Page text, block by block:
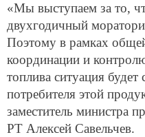
«Мы выступаем за то,
двухгодичный
Поэтому в рамках
координации и
топлива ситуация будет
потребителя этой
заместитель министра
РТ Алексей Савельчев.